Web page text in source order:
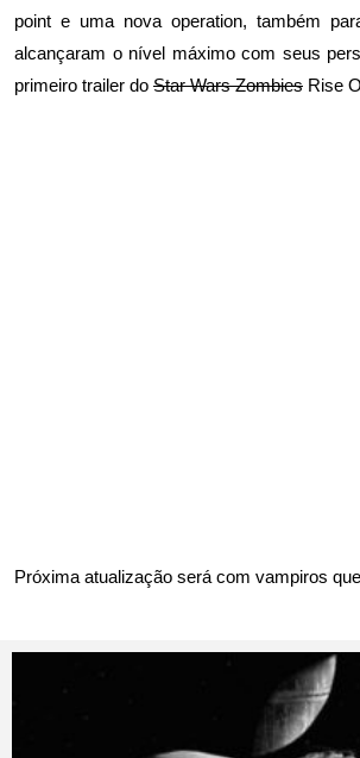
point e uma nova operation, também
alcançaram o nível máximo com seus
primeiro trailer do Star Wars Zombies Rise
Próxima atualização será com vampiros